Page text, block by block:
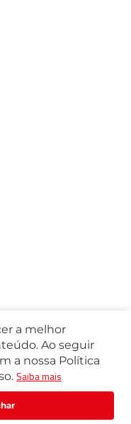
a melhor
Ao seguir
a nossa Política
Saiba mais